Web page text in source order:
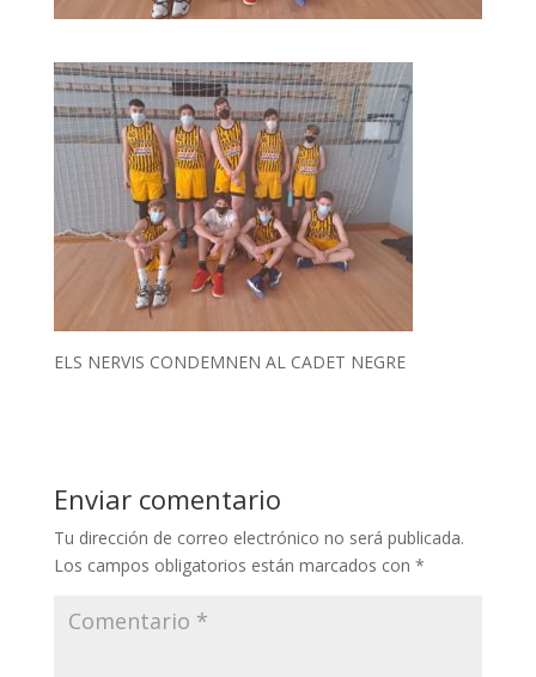
ELS NERVIS CONDEMNEN AL CADET NEGRE
Enviar comentario
Tu dirección de correo electrónico no será publicada.
Los campos obligatorios están marcados con *